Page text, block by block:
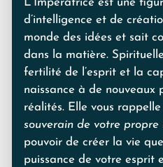
L’Impératrice est une
d’intelligence et de
monde des idées et sait
dans la matière.
fertilité de l’esprit et la
naissance à de nouveaux
réalités. Elle vous rappelle
souverain de votre propre
pouvoir de créer la vie
puissance de votre esprit